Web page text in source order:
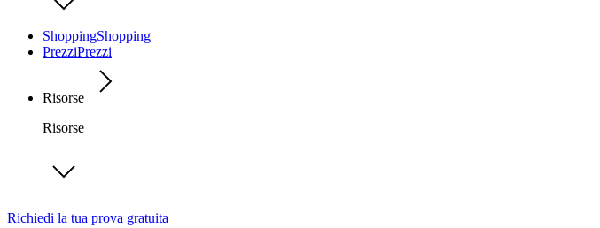
ShoppingShopping
PrezziPrezzi
Risorse
Risorse
Richiedi la tua prova gratuita